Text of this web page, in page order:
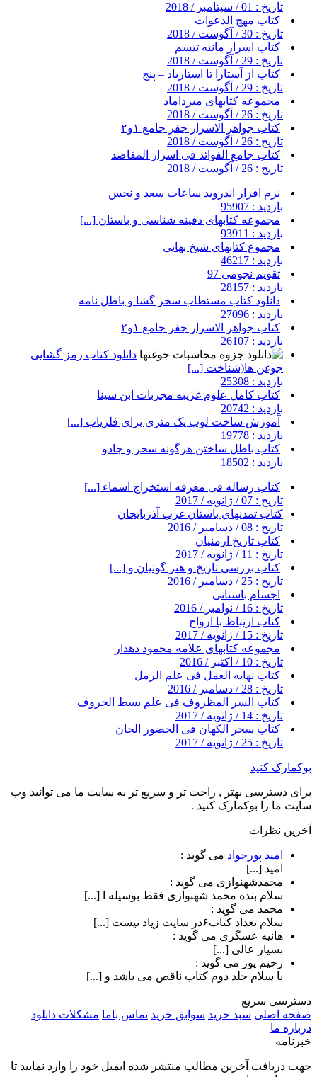
تاریخ : 01 / سپتامبر / 2018
کتاب مهج الدعوات
تاریخ : 30 / آگوست / 2018
کتاب اسرار مانیه تیسم
تاریخ : 29 / آگوست / 2018
کتاب از آستارا تا استارباد – پنج
تاریخ : 29 / آگوست / 2018
مجموعه کتابهای میرداماد
تاریخ : 26 / آگوست / 2018
کتاب جواهر الاسرار جفر جامع ۱و۲
تاریخ : 26 / آگوست / 2018
کتاب جامع الفوائد فی اسرار المقاصد
تاریخ : 26 / آگوست / 2018
نرم افزار اندروید ساعات سعد و نحس
بازدید : 95907
مجموعه کتابهای دفینه شناسی و باستان [...]
بازدید : 93911
مجموع کتابهای شیخ بهایی
بازدید : 46217
تقویم نجومی 97
بازدید : 28157
دانلود کتاب مستطاب سحر گشا و باطل نامه
بازدید : 27096
کتاب جواهر الاسرار جفر جامع ۱و۲
بازدید : 26107
دانلود کتاب رمز گشایی
جوغن ها(شناخت [...]
بازدید : 25308
کتاب کامل علوم غریبه مجربات ابن سینا
بازدید : 20742
آموزش ساخت لوپ یک متری برای فلزیاب [...]
بازدید : 19778
کتاب باطل ساختن هرگونه سحر و جادو
بازدید : 18502
کتاب رساله فی معرفه استخراج اسماء [...]
تاریخ : 07 / ژانویه / 2017
کتاب تمدنهاي باستان غرب آذربايجان
تاریخ : 08 / دسامبر / 2016
کتاب تاریخ ارمنیان
تاریخ : 11 / ژانویه / 2017
کتاب بررسی تاریخ و هنر گوتیان و [...]
تاریخ : 25 / دسامبر / 2016
اجسام باستانی
تاریخ : 16 / نوامبر / 2016
کتاب ارتباط با ارواح
تاریخ : 15 / ژانویه / 2017
مجموعه کتابهای علامه محمود دهدار
تاریخ : 10 / اکتبر / 2016
کتاب نهایه العمل فی علم الرمل
تاریخ : 28 / دسامبر / 2016
کتاب السر المظروف فی علم بسط الحروف
تاریخ : 14 / ژانویه / 2017
کتاب سحر الکهان فی الحضور الجان
تاریخ : 25 / ژانویه / 2017
بوکمارک کنید
برای دسترسی بهتر , راحت تر و سریع تر به سایت ما می توانید وب
سایت ما را بوکمارک کنید .
آخرین نظرات
امید پورجواد می گوید :
امید [...]
محمدشهنوازی می گوید :
سلام بنده محمد شهنوازی فقط بوسیله ا [...]
محمد می گوید :
سلام تعداد کتاب۶در سایت زیاد نیست [...]
هانیه عسگری می گوید :
بسیار عالی [...]
رحیم پور می گوید :
با سلام جلد دوم کتاب ناقص می باشد و [...]
دسترسی سریع
صفحه اصلی سبد خرید سوابق خرید تماس باما مشکلات دانلود
درباره ما
خبرنامه
جهت دریافت آخرین مطالب منتشر شده ایمیل خود را وارد نمایید تا